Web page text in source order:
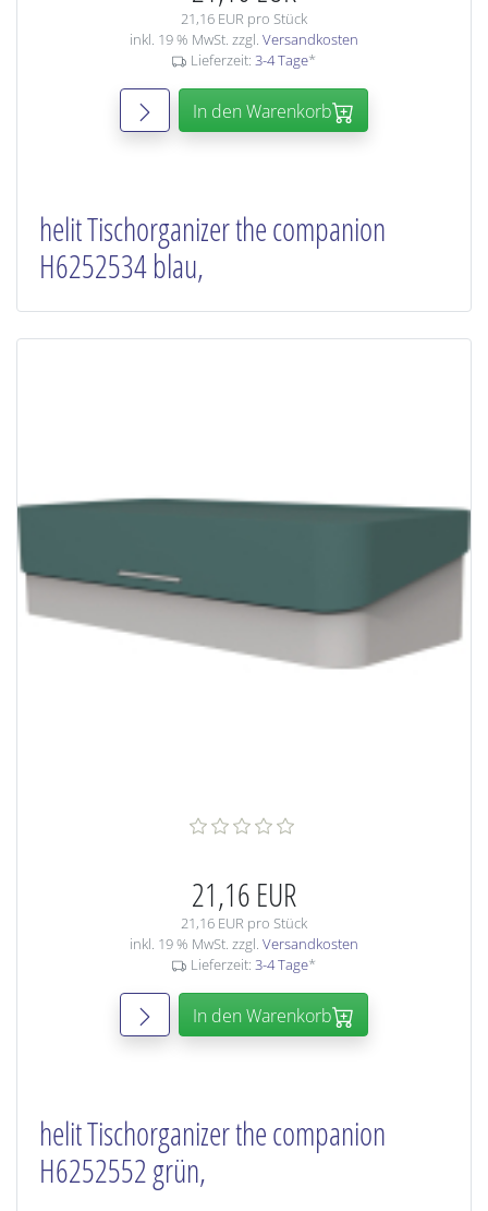
21,16 EUR pro Stück
inkl. 19 % MwSt. zzgl. Versandkosten
Lieferzeit: 3-4 Tage*
In den Warenkorb
helit Tischorganizer the companion
H6252534 blau,
21,16 EUR
21,16 EUR pro Stück
inkl. 19 % MwSt. zzgl. Versandkosten
Lieferzeit: 3-4 Tage*
In den Warenkorb
helit Tischorganizer the companion
H6252552 grün,